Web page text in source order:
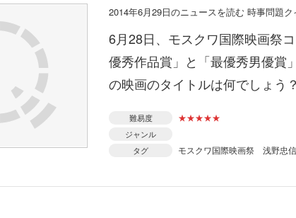
2014年6月29日のニュースを読む 時事問題ク
6月28日、モスクワ国際映画祭
優秀作品賞」と「最優秀男優賞
の映画のタイトルは何でしょう？
難易度 ★★★★★
ジャンル
タグ
モスクワ国際映画祭 浅野忠信